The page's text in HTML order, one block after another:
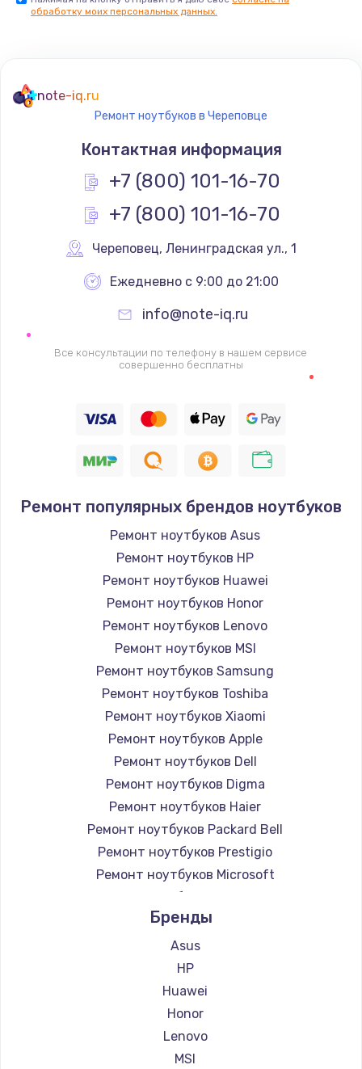
обработку моих персональных данных.
note-iq.ru
Ремонт ноутбуков в Череповце
Контактная информация
+7 (800) 101-16-70
+7 (800) 101-16-70
Череповец, Ленинградская ул., 1
Ежедневно с 9:00 до 21:00
info@note-iq.ru
Все консультации по телефону в нашем сервисе
совершенно бесплатны
Ремонт популярных брендов ноутбуков
Ремонт ноутбуков Asus
Ремонт ноутбуков HP
Ремонт ноутбуков Huawei
Ремонт ноутбуков Honor
Ремонт ноутбуков Lenovo
Ремонт ноутбуков MSI
Ремонт ноутбуков Samsung
Ремонт ноутбуков Toshiba
Ремонт ноутбуков Xiaomi
Ремонт ноутбуков Apple
Ремонт ноутбуков Dell
Ремонт ноутбуков Digma
Ремонт ноутбуков Haier
Ремонт ноутбуков Packard Bell
Ремонт ноутбуков Prestigio
Ремонт ноутбуков Microsoft
Ремонт ноутбуков Alienware
Ремонт ноутбуков Aquarius
Ремонт ноутбуков Gigabyte
Ремонт ноутбуков Aorus
Ремонт ноутбуков Maibenben
Ремонт ноутбуков Getac
Ремонт ноутбуков Epson
Ремонт ноутбуков Philips
Бренды
Asus
HP
Huawei
Honor
Lenovo
MSI